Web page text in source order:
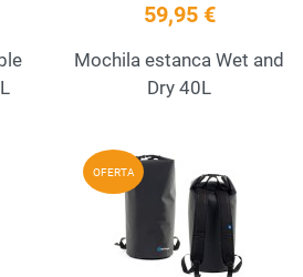
59,95 €
Mochila estanca Wet and
Dry 40L
Add to Wishlist
Quick View
OFERTA